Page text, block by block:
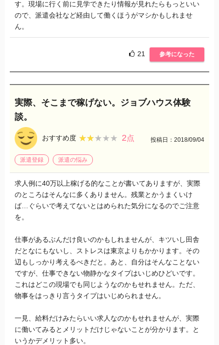
す。現場に行く前に見学できたり情報が見れたらもっといい
ので、派遣会社など経由して働くほうがマシかもしれませ
ん。
21 参考になった
実際、そこまで稼げない。ジョブハウス体験
談。
おすすめ度 ★★★★★
★★★★★ 2点 投稿日：2018/09/04
派遣登録 派遣の悩み
求人例に40万以上稼げる的なことが書いてありますが、実際
のところはそんなに多くありません。残業とかうまくいけ
ば…ぐらいで考えてないとはめられた気分になるのでご注意
を。
仕事があるぶんだけ良いのかもしれませんが、キツいし田舎
だとなにもないし、ストレスは東京よりもかかります。その
辺もしっかり考えるべきだと。あと、自分はそんなことない
ですが、仕事できない物静かなタイプはいじめひどいです。
これはどこの現場でも同じようなのかもせれません。ただ、
物事をはっきり言うタイプはいじめられません。
一見、給料だけみたらいい求人なのかもせれませんが、実際
に働いてみるとメリットだけじゃないことが分かります。と
いうかデメリット多い。